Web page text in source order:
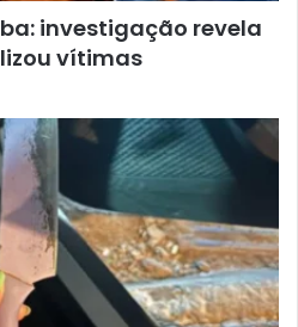
investigação revela
vítimas